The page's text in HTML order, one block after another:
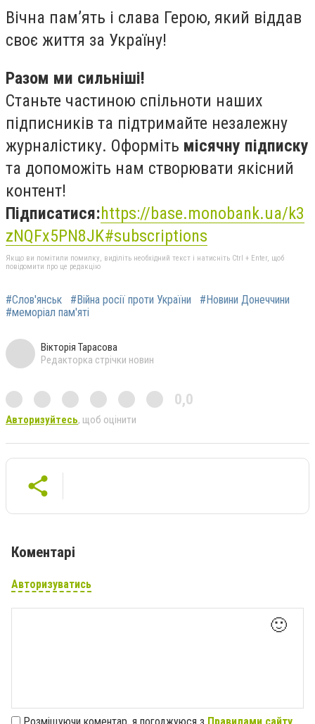
Вічна пам’ять і слава Герою, який віддав
своє життя за Україну!
Разом ми сильніші!
Станьте частиною спільноти наших
підписників та підтримайте незалежну
журналістику. Оформіть місячну підписку
та допоможіть нам створювати якісний
контент!
Підписатися:https://base.monobank.ua/k3
zNQFx5PN8JK#subscriptions
Якщо ви помітили помилку, виділіть необхідний текст і натисніть Ctrl + Enter, щоб
повідомити про це редакцію
#Слов'янськ #Війна росії проти України
#Новини Донеччини
#меморіал пам'яті
Вікторія Тарасова
Редакторка стрічки новин
0,0
Авторизуйтесь, щоб оцінити
Коментарі
Авторизуватись
🙂